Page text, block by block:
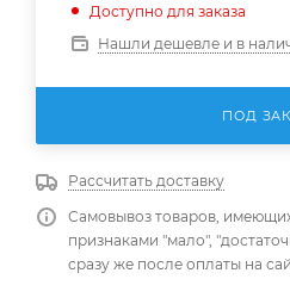
Доступно для заказа
Нашли дешевле и в
ПОД
Рассчитать доставку
Самовывоз товаров,
признаками "мало",
сразу же после оплаты на